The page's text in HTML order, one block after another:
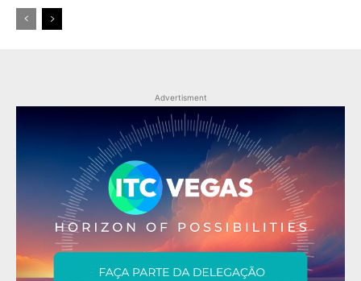
Advertisment